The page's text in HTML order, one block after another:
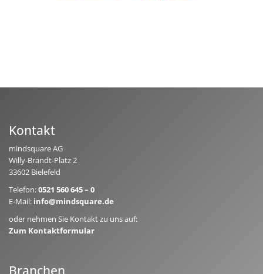
Kontakt
mindsquare AG
Willy-Brandt-Platz 2
33602 Bielefeld
Telefon:0521 560 645 – 0
E-Mail: info@mindsquare.de
oder nehmen Sie Kontakt zu uns auf:
Zum Kontaktformular
Branchen